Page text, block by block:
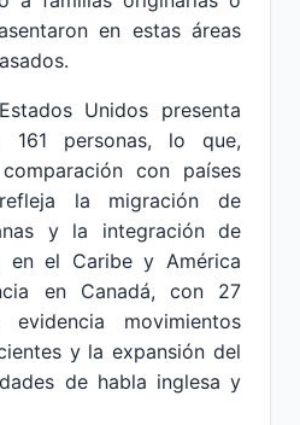
en estas áreas
Unidos presenta
161 personas, lo que,
con países
refleja la migración de
y la integración de
en el Caribe y América
en Canadá, con 27
evidencia movimientos
y la expansión del
de habla inglesa y